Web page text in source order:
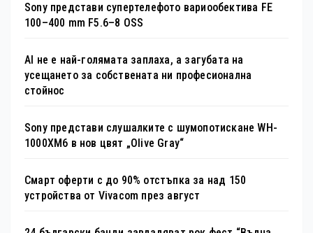
Sony представи супертелефото вариообектива FE
100–400 mm F5.6–8 OSS
AI не е най-голямата заплаха, а загубата на
усещането за собствената ни професионална
стойнос
Sony представи слушалките с шумопотискане WH-
1000XM6 в нов цвят „Olive Gray“
Смарт оферти с до 90% отстъпка за над 150
устройства от Vivacom през август